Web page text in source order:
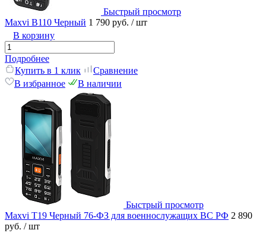
Быстрый просмотр
Maxvi B110 Черный 1 790 руб. / шт
В корзину
Подробнее
Купить в 1 клик
Сравнение
В избранное
В наличии
Быстрый просмотр
Maxvi T19 Черный 76-ФЗ для военнослужащих ВС РФ 2 890
руб. / шт